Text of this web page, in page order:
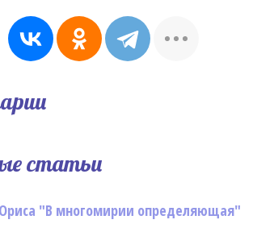
статьи
"В многомирии определяющая"